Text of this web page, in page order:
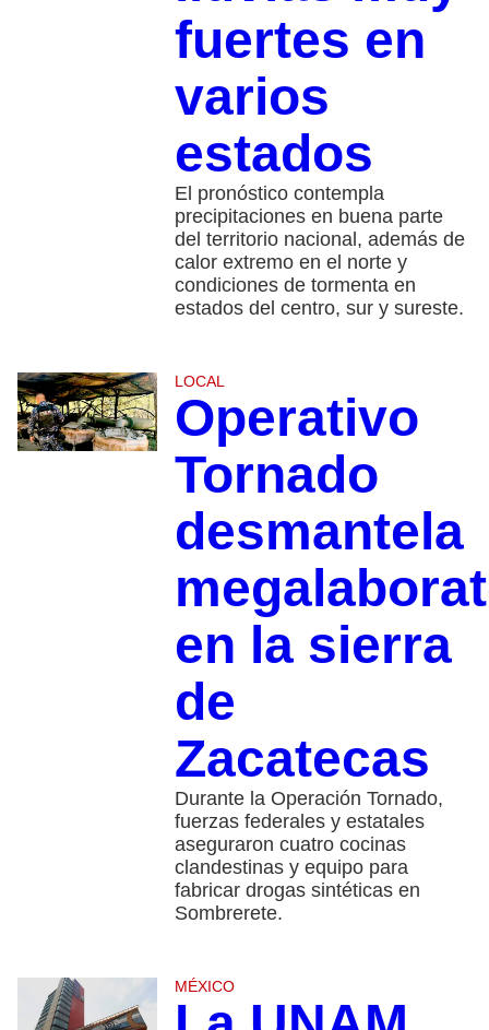
fuertes en
varios
estados
El pronóstico contempla
precipitaciones en buena parte
del territorio nacional, además de
calor extremo en el norte y
condiciones de tormenta en
estados del centro, sur y sureste.
LOCAL
Operativo
Tornado
desmantela
en la sierra
de
Zacatecas
Durante la Operación Tornado,
fuerzas federales y estatales
aseguraron cuatro cocinas
clandestinas y equipo para
fabricar drogas sintéticas en
Sombrerete.
MÉXICO